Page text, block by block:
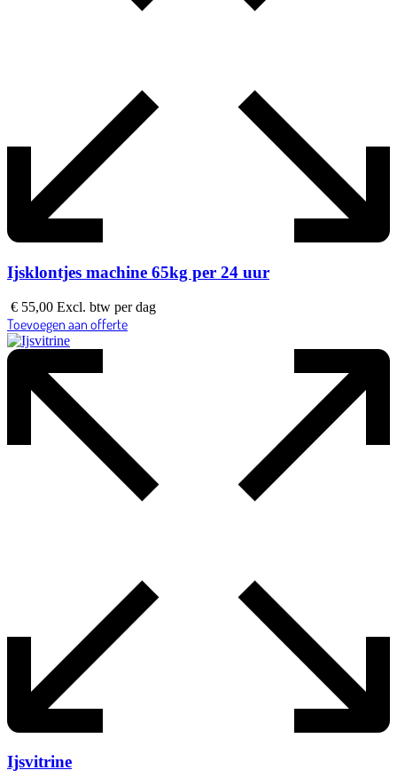
Ijsklontjes machine 65kg per 24 uur
€ 55,00 Excl. btw per dag
Toevoegen aan offerte
Ijsvitrine